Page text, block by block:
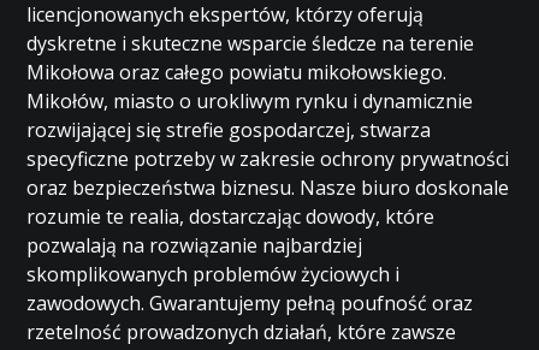
licencjonowanych ekspertów, którzy oferują
dyskretne i skuteczne wsparcie śledcze na terenie
Mikołowa oraz całego powiatu mikołowskiego.
Mikołów, miasto o urokliwym rynku i dynamicznie
rozwijającej się strefie gospodarczej, stwarza
specyficzne potrzeby w zakresie ochrony prywatności
oraz bezpieczeństwa biznesu. Nasze biuro doskonale
rozumie te realia, dostarczając dowody, które
pozwalają na rozwiązanie najbardziej
skomplikowanych problemów życiowych i
zawodowych. Gwarantujemy pełną poufność oraz
rzetelność prowadzonych działań, które zawsze